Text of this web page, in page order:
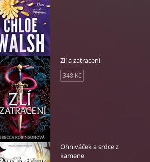
Zlí a zatracení
348 Kč
Ohniváček a srdce z
kamene